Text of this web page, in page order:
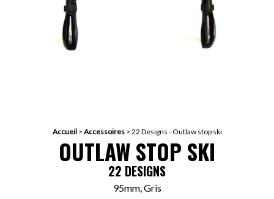
Accueil> Accessoires> 22 Designs - Outlaw stop ski
OUTLAW STOP SKI
22 DESIGNS
95mm, Gris